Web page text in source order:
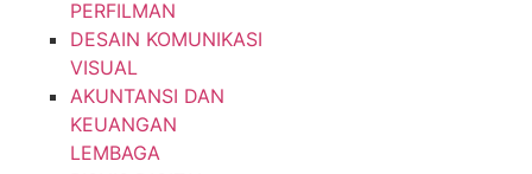
PERFILMAN
DESAIN KOMUNIKASI
VISUAL
AKUNTANSI DAN
KEUANGAN
LEMBAGA